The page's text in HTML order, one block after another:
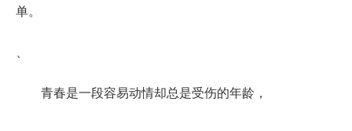
单。
青春是一段容易动情却总是受伤的年龄，